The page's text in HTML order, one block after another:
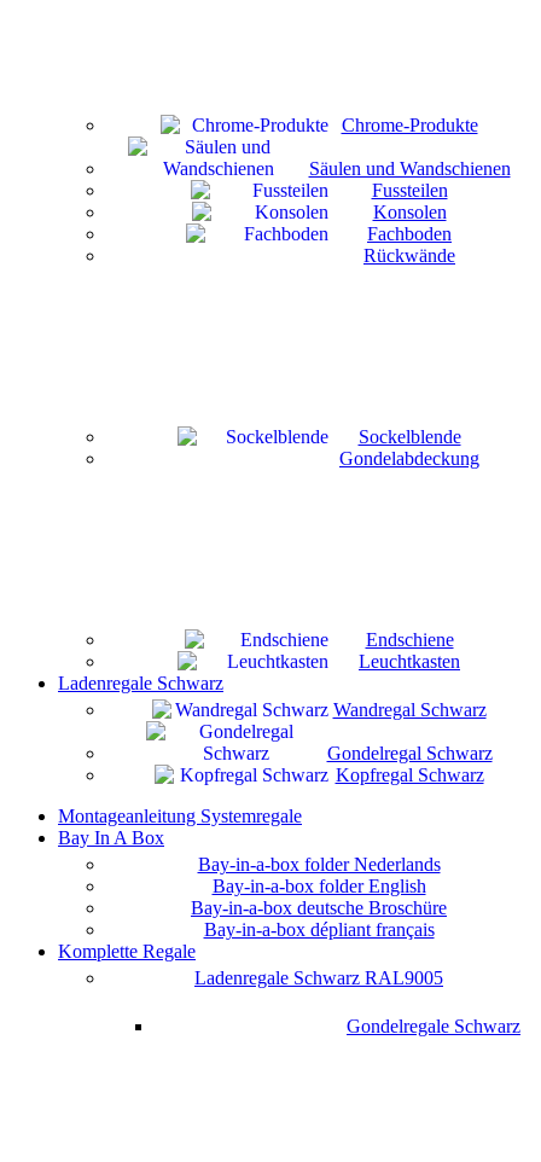
Chrome-Produkte
Säulen und Wandschienen
Fussteilen
Konsolen
Fachboden
Rückwände
Sockelblende
Gondelabdeckung
Endschiene
Leuchtkasten
Ladenregale Schwarz
Wandregal Schwarz
Gondelregal Schwarz
Kopfregal Schwarz
Montageanleitung Systemregale
Bay In A Box
Bay-in-a-box folder Nederlands
Bay-in-a-box folder English
Bay-in-a-box deutsche Broschüre
Bay-in-a-box dépliant français
Komplette Regale
Ladenregale Schwarz RAL9005
Gondelregale Schwarz